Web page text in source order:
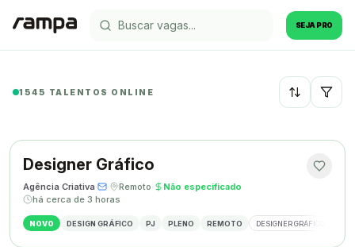
SEJA PRO
1545 TALENTOS ONLINE Recentes
Designer Gráfico
Agência Criativa· · Remoto· Não especificado·
há cerca de 3 horas
NOVO DESIGN GRÁFICO PJ PLENO REMOTO DESIGNER GRÁFICO